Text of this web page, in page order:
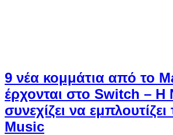
9 νέα κομμάτια από το
έρχονται στο Switch – Η
συνεχίζει να
Music